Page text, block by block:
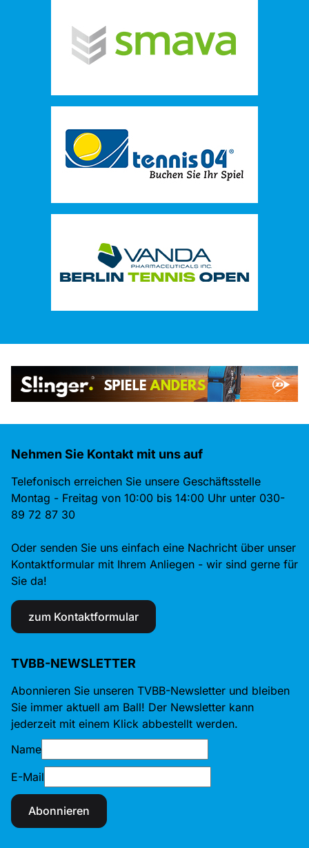
Nehmen Sie Kontakt mit uns auf
Telefonisch erreichen Sie unsere Geschäftsstelle
Montag - Freitag von 10:00 bis 14:00 Uhr unter 030-
89 72 87 30
Oder senden Sie uns einfach eine Nachricht über unser
Kontaktformular mit Ihrem Anliegen - wir sind gerne für
Sie da!
zum Kontaktformular
TVBB-NEWSLETTER
Abonnieren Sie unseren TVBB-Newsletter und bleiben
Sie immer aktuell am Ball! Der Newsletter kann
jederzeit mit einem Klick abbestellt werden.
Name
E-Mail
Abonnieren